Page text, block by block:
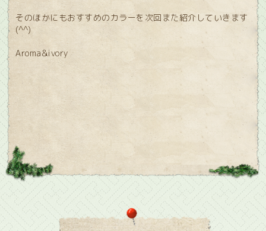
そのほかにもおすすめのカラーを次回また紹介していきます
(^^)
Aroma&ivory